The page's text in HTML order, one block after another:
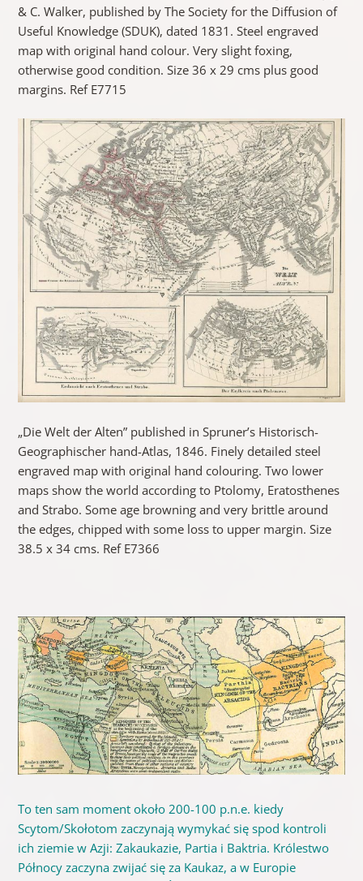
& C. Walker, published by The Society for the Diffusion of
Useful Knowledge (SDUK), dated 1831. Steel engraved
map with original hand colour. Very slight foxing,
otherwise good condition. Size 36 x 29 cms plus good
margins. Ref E7715
„Die Welt der Alten” published in Spruner’s Historisch-
Geographischer hand-Atlas, 1846. Finely detailed steel
engraved map with original hand colouring. Two lower
maps show the world according to Ptolomy, Eratosthenes
and Strabo. Some age browning and very brittle around
the edges, chipped with some loss to upper margin. Size
38.5 x 34 cms. Ref E7366
To ten sam moment około 200-100 p.n.e. kiedy
Scytom/Skołotom zaczynają wymykać się spod kontroli
ich ziemie w Azji: Zakaukazie, Partia i Baktria. Królestwo
Północy zaczyna zwijać się za Kaukaz, a w Europie